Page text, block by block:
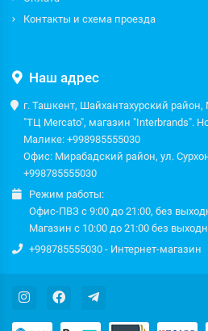
Контакты и схема проезда
Наш адрес
г. Ташкент, Шайхантахурский район,
"ТЦ Mercato", магазин "Interbrands".
Малике: +998985555030
Офис: Мирабадский район, ул.
+998785555030
Режим работы:
Офис-ПВЗ с 9:00 до 21:00, без
Магазин с 10:00 до 21:00 без
+998785555030 - Интернет-магазин